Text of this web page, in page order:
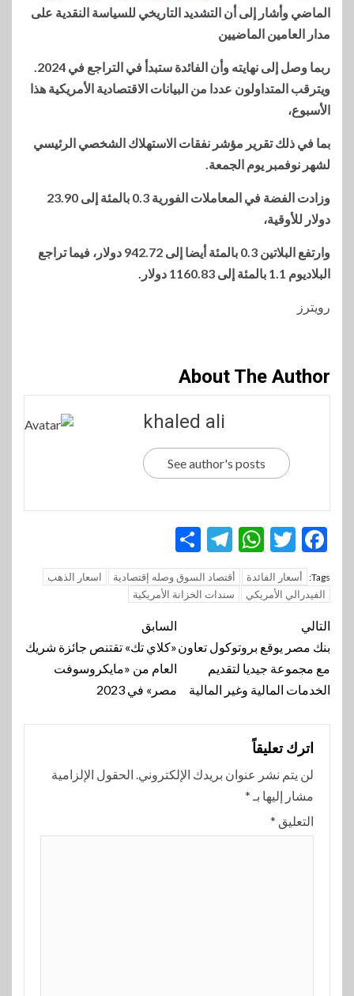
الماضي وأشار إلى أن التشديد التاريخي للسياسة النقدية على
مدار العامين الماضيين
ربما وصل إلى نهايته وأن الفائدة ستبدأ في التراجع في 2024.
ويترقب المتداولون عددا من البيانات الاقتصادية الأمريكية هذا
الأسبوع،
بما في ذلك تقرير مؤشر نفقات الاستهلاك الشخصي الرئيسي
لشهر نوفمبر يوم الجمعة.
وزادت الفضة في المعاملات الفورية 0.3 بالمئة إلى 23.90
دولار للأوقية،
وارتفع البلاتين 0.3 بالمئة أيضا إلى 942.72 دولار، فيما تراجع
البلاديوم 1.1 بالمئة إلى 1160.83 دولار.
رويترز
About The Author
khaled ali
See author's posts
Facebook
Twitter
WhatsApp
Telegram
Tags: أسعار الفائدة أقتصاد السوق وصله إقتصادية
اسعار الذهب
الفيدرالي الأمريكي
سندات الخزانة الأمريكية
تنقل
المقالة
السابق
«كلاي تك» تقتنص جائزة شريك
العام من «مايكروسوفت
مصر» في 2023
التالي
بنك مصر يوقع بروتوكول تعاون
مع مجموعة جيديا لتقديم
الخدمات المالية وغير المالية
اترك تعليقاً
لن يتم نشر عنوان بريدك الإلكتروني. الحقول الإلزامية
مشار إليها بـ *
التعليق *